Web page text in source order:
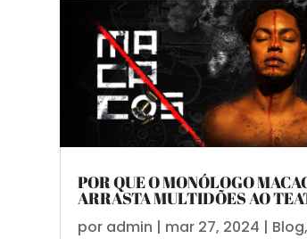
POR QUE O MONÓLOGO
ARRASTA MULTIDÕES AO
por admin | mar 27, 2024 | Blog,